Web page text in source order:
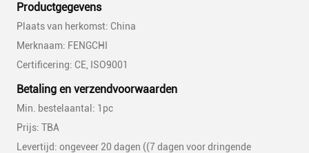
Productgegevens
Plaats van herkomst: China
Merknaam: FENGCHI
Certificering: CE, ISO9001
Betaling en verzendvoorwaarden
Min. bestelaantal: 1pc
Prijs: TBA
Levertijd: ongeveer 20 dagen ((7 dagen voor dringende